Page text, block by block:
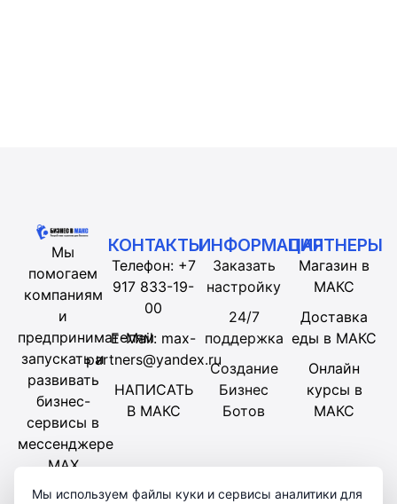
Мы используем файлы куки и сервисы аналитики для
Мы
помогаем
компаниям
и
предпринимателям
запускать и
развивать
бизнес-
сервисы в
мессенджере
MAX
КОНТАКТЫ
Телефон: +7
917 833-19-
00
E-Mail: max-
partners@yandex.ru
НАПИСАТЬ
В МАКС
ИНФОРМАЦИЯ
Заказать
настройку
24/7
поддержка
Создание
Бизнес
Ботов
ПАРТНЕРЫ
Магазин в
МАКС
Доставка
еды в МАКС
Онлайн
курсы в
МАКС